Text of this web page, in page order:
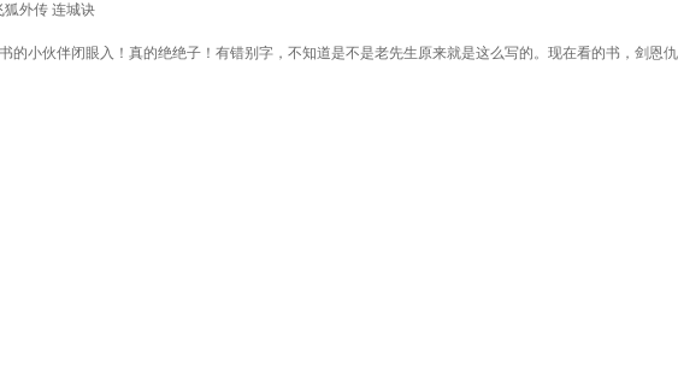
狐外传 连城诀
小伙伴闭眼入！真的绝绝子！有错别字，不知道是不是老先生原来就是这么写的。现在看的书，剑恩仇